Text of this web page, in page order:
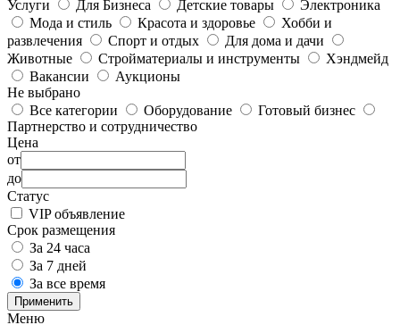
Услуги
Для Бизнеса Детские товары
Электроника
Мода и стиль
Красота и здоровье
Хобби и
развлечения
Спорт и отдых
Для дома и дачи
Животные
Стройматериалы и инструменты
Хэндмейд
Вакансии
Аукционы
Не выбрано
Все категории
Оборудование
Готовый бизнес
Партнерство и сотрудничество
Цена
от
до
Статус
VIP объявление
Срок размещения
За 24 часа
За 7 дней
За все время
Применить
Меню